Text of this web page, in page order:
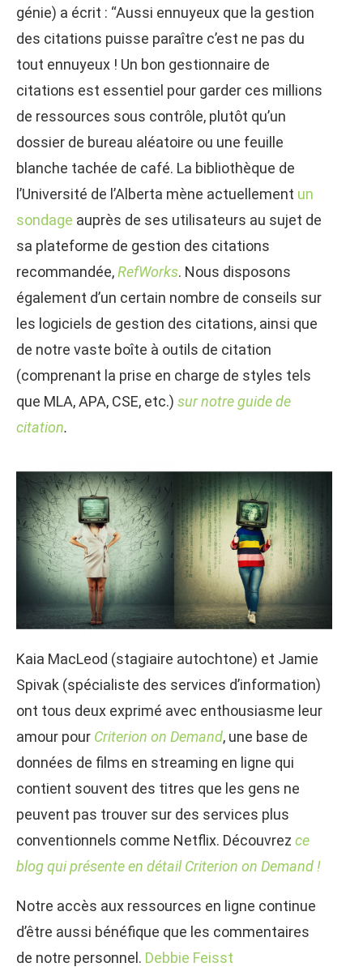
génie) a écrit : “Aussi ennuyeux que la gestion
des citations puisse paraître c’est ne pas du
tout ennuyeux ! Un bon gestionnaire de
citations est essentiel pour garder ces millions
de ressources sous contrôle, plutôt qu’un
dossier de bureau aléatoire ou une feuille
blanche tachée de café. La bibliothèque de
l’Université de l’Alberta mène actuellement un
sondage auprès de ses utilisateurs au sujet de
sa plateforme de gestion des citations
recommandée,RefWorks. Nous disposons
également d’un certain nombre de conseils sur
les logiciels de gestion des citations, ainsi que
de notre vaste boîte à outils de citation
(comprenant la prise en charge de styles tels
que MLA, APA, CSE, etc.) sur notre guide de
citation.
Kaia MacLeod (stagiaire autochtone) et Jamie
Spivak (spécialiste des services d’information)
ont tous deux exprimé avec enthousiasme leur
amour pour Criterion on Demand, une base de
données de films en streaming en ligne qui
contient souvent des titres que les gens ne
peuvent pas trouver sur des services plus
conventionnels comme Netflix. Découvrez ce
blog qui présente en détail Criterion on Demand !
Notre accès aux ressources en ligne continue
d’être aussi bénéfique que les commentaires
de notre personnel. Debbie Feisst